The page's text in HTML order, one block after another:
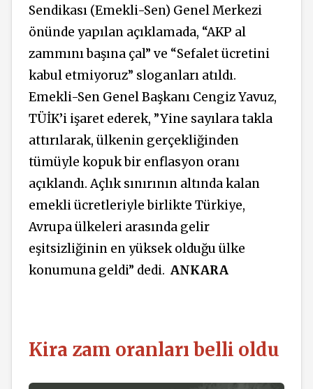
Sendikası (Emekli-Sen) Genel Merkezi
önünde yapılan açıklamada, “AKP al
zammını başına çal” ve “Sefalet ücretini
kabul etmiyoruz” sloganları atıldı.
Emekli-Sen Genel Başkanı Cengiz Yavuz,
TÜİK’i işaret ederek, ”Yine sayılara takla
attırılarak, ülkenin gerçekliğinden
tümüyle kopuk bir enflasyon oranı
açıklandı. Açlık sınırının altında kalan
emekli ücretleriyle birlikte Türkiye,
Avrupa ülkeleri arasında gelir
eşitsizliğinin en yüksek olduğu ülke
konumuna geldi” dedi. ANKARA
Kira zam oranları belli oldu